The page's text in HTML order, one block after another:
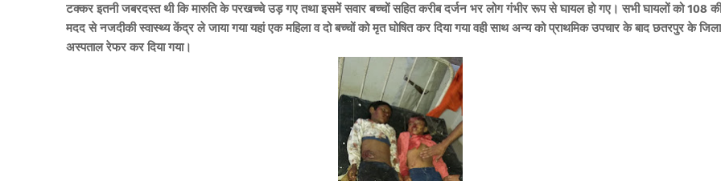
टक्कर इतनी जबरदस्त थी कि मारुति के परखच्चे उड़ गए तथा इसमें सवार बच्चों सहित करीब दर्जन भर लोग गंभीर रूप से घायल हो गए। सभी घायलों को 108 की
मदद से नजदीकी स्वास्थ्य केंद्र ले जाया गया यहां एक महिला व दो बच्चों को मृत घोषित कर दिया गया वही साथ अन्य को प्राथमिक उपचार के बाद छतरपुर के जिला
अस्पताल रेफर कर दिया गया।